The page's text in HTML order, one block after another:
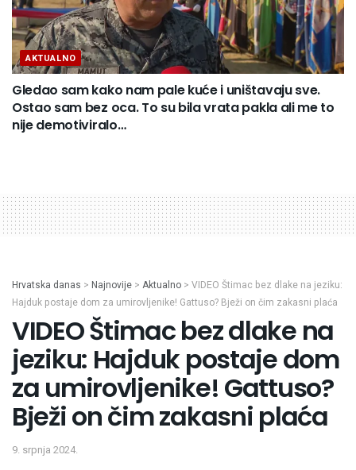
AKTUALNO
Gledao sam kako nam pale kuće i uništavaju sve.
Ostao sam bez oca. To su bila vrata pakla ali me to
nije demotiviralo…
Hrvatska danas > Najnovije > Aktualno > VIDEO Štimac bez dlake na jeziku:
Hajduk postaje dom za umirovljenike! Gattuso? Bježi on čim zakasni plaća
VIDEO Štimac bez dlake na
jeziku: Hajduk postaje dom
za umirovljenike! Gattuso?
Bježi on čim zakasni plaća
9. srpnja 2024.